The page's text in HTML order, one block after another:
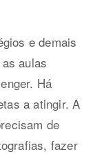
e demais
aulas
Há
a atingir. A
de
fazer